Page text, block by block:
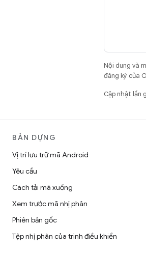
Nội dung và
đăng ký của
Cập nhật lần
BẢN DỰNG
Vị trí lưu trữ mã Android
Yêu cầu
Cách tải mã xuống
Xem trước mã nhị phân
Phiên bản gốc
Tệp nhị phân của trình điều khiển